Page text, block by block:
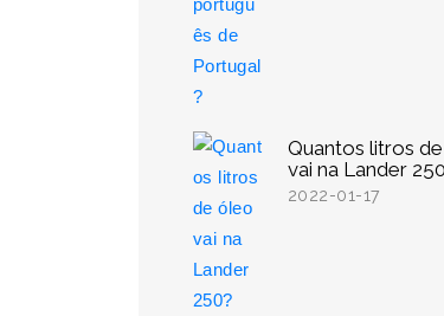
Quantos litros
vai na Lander
2022-01-17